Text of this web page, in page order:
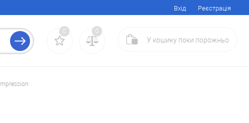
Вхід Реєстрація
0 0
У кошику поки порожньо